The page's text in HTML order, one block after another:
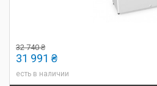
32 740 ₴
31 991 ₴
есть в наличии